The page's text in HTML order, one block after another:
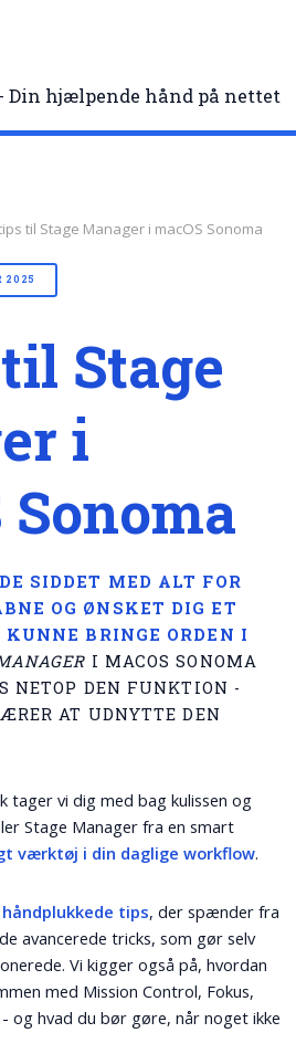
- Din hjælpende hånd på nettet
til Stage Manager i macOS Sonoma
2025
Stage
i
Sonoma
SIDDET MED ALT FOR
OG ØNSKET DIG ET
BRINGE ORDEN I
I MACOS SONOMA
NETOP DEN FUNKTION -
AT UDNYTTE DEN
tager vi dig med bag kulissen og
Stage Manager fra en smart
værktøj i din daglige workflow.
håndplukkede tips, der spænder fra
avancerede tricks, som gør selv
Vi kigger også på, hvordan
med Mission Control, Fokus,
og hvad du bør gøre, når noget ikke